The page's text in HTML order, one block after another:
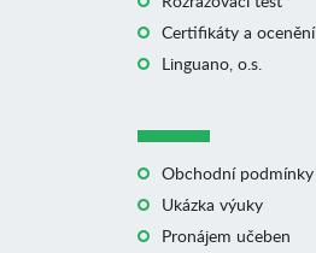
Certifikáty a ocenění
Linguano, o.s.
Obchodní podmínky
Ukázka výuky
Pronájem učeben